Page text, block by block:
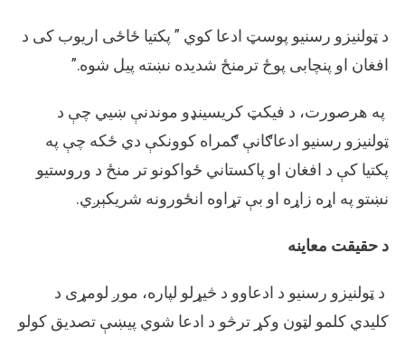
د ټولنیزو رسنیو پوسټ ادعا کوي ” پکتیا ځاځی اریوب کی د
افغان او پنچابی پوځ ترمنځ شدیده نښته پیل شوه.”
په هرصورت، د فیکټ کریسینډو موندنې ښیي چې د
ټولنیزو رسنیو ادعاګانې ګمراه کوونکې دي ځکه چې په
پکتیا کې د افغان او پاکستاني ځواکونو تر منځ د وروستیو
نښتو په اړه زاړه او بې تړاوه انځورونه شریکېږي.
د حقیقت معاینه
د ټولنیزو رسنیو د ادعاوو د څیړلو لپاره، موږ لومړی د
کلیدي کلمو لټون وکړ ترڅو د ادعا شوي پیښې تصدیق کولو